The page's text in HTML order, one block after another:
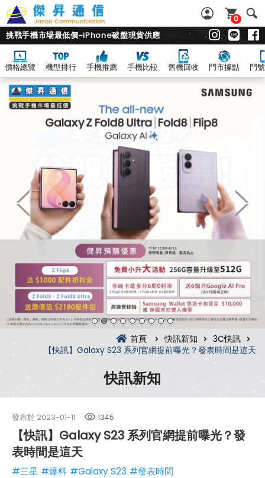
0
挑戰手機市場最低價~iPhone破盤現貨供應
價格總覽 機型排行 手機推薦 手機比較 舊機回收 門市據點 門
首頁 快訊新知
3C快訊
【快訊】Galaxy S23 系列官網提前曝光？發表時間是這天
快訊新知
發布於 2023-01-11 1345
【快訊】Galaxy S23 系列官網提前曝光？發
表時間是這天
#三星 #爆料 #Galaxy S23 #發表時間